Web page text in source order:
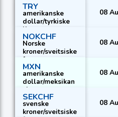
TRY
amerikanske
dollar/tyrkiske
lira
08
NOKCHF
Norske
kroner/sveitsiske
franc
08
MXN
amerikanske
dollar/meksikan
sk peso
08
SEKCHF
svenske
kroner/sveitsiske
08